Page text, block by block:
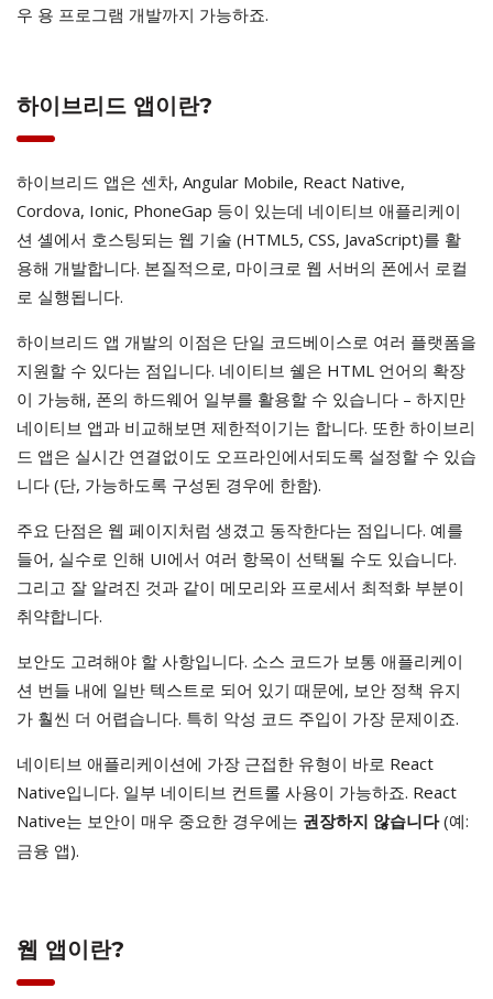
우 용 프로그램 개발까지 가능하죠.
하이브리드 앱이란?
하이브리드 앱은 센차, Angular Mobile, React Native,
Cordova, Ionic, PhoneGap 등이 있는데 네이티브 애플리케이
션 셸에서 호스팅되는 웹 기술 (HTML5, CSS, JavaScript)를 활
용해 개발합니다. 본질적으로, 마이크로 웹 서버의 폰에서 로컬
로 실행됩니다.
하이브리드 앱 개발의 이점은 단일 코드베이스로 여러 플랫폼을
지원할 수 있다는 점입니다. 네이티브 쉘은 HTML 언어의 확장
이 가능해, 폰의 하드웨어 일부를 활용할 수 있습니다 – 하지만
네이티브 앱과 비교해보면 제한적이기는 합니다. 또한 하이브리
드 앱은 실시간 연결없이도 오프라인에서되도록 설정할 수 있습
니다 (단, 가능하도록 구성된 경우에 한함).
주요 단점은 웹 페이지처럼 생겼고 동작한다는 점입니다. 예를
들어, 실수로 인해 UI에서 여러 항목이 선택될 수도 있습니다.
그리고 잘 알려진 것과 같이 메모리와 프로세서 최적화 부분이
취약합니다.
보안도 고려해야 할 사항입니다. 소스 코드가 보통 애플리케이
션 번들 내에 일반 텍스트로 되어 있기 때문에, 보안 정책 유지
가 훨씬 더 어렵습니다. 특히 악성 코드 주입이 가장 문제이죠.
네이티브 애플리케이션에 가장 근접한 유형이 바로 React
Native입니다. 일부 네이티브 컨트롤 사용이 가능하죠. React
Native는 보안이 매우 중요한 경우에는 권장하지 않습니다(예:
금융 앱).
웹 앱이란?